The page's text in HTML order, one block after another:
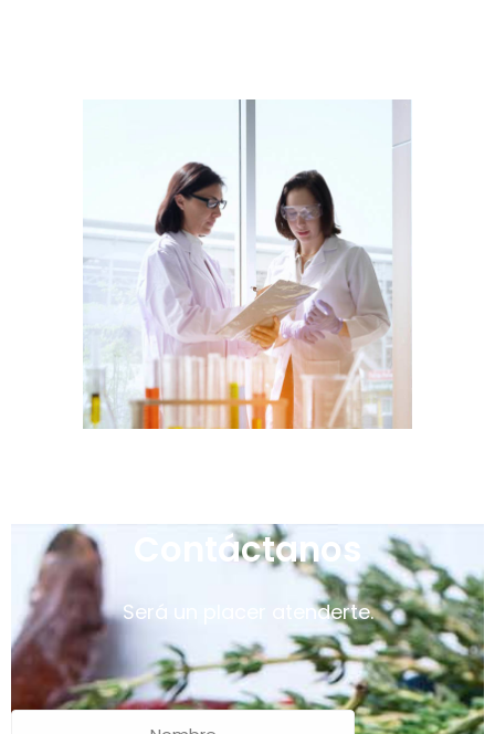
Contáctanos
Será un placer atenderte.